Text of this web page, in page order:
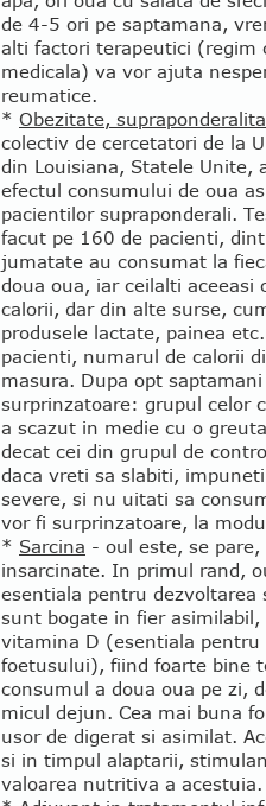
de 4-5 ori pe saptamana,
alti factori terapeutici
medicala) va vor ajuta
reumatice.
* Obezitate,
colectiv de cercetatori de la
din Louisiana, Statele Unite,
efectul consumului de oua
pacientilor supraponderali.
facut pe 160 de pacienti,
jumatate au consumat la
doua oua, iar ceilalti aceeasi
calorii, dar din alte surse,
produsele lactate, painea
pacienti, numarul de calorii
masura. Dupa opt
surprinzatoare: grupul celor
a scazut in medie cu o
decat cei din grupul de
daca vreti sa slabiti,
severe, si nu uitati sa
vor fi surprinzatoare, la
* Sarcina - oul este, se
insarcinate. In primul rand,
esentiala pentru
sunt bogate in fier
vitamina D (esentiala pentru
foetusului), fiind foarte bine
consumul a doua oua pe zi,
micul dejun. Cea mai buna
usor de digerat si asimilat.
si in timpul alaptarii,
valoarea nutritiva a acestuia.